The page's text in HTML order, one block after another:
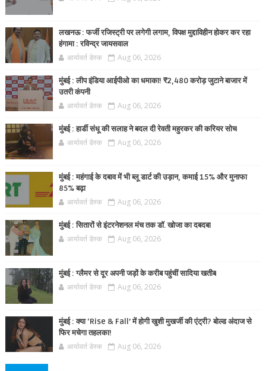
लखनऊ : फर्जी रजिस्ट्री पर लगेगी लगाम, विपक्ष मुद्दाविहीन होकर कर रहा
हंगामा : रविन्द्र जायसवाल
आर्यावर्त डेस्क Aug 06, 2026
मुंबई : लीप इंडिया आईपीओ का धमाका! ₹2,480 करोड़ जुटाने बाजार में
उतरी कंपनी
आर्यावर्त डेस्क Aug 06, 2026
मुंबई : हार्डी संधू की सलाह ने बदल दी रेवती महुरकर की करियर सोच
आर्यावर्त डेस्क Aug 06, 2026
मुंबई : महंगाई के दबाव में भी ब्लू डार्ट की उड़ान, कमाई 15% और मुनाफा
85% बढ़ा
आर्यावर्त डेस्क Aug 06, 2026
मुंबई : सितारों से इंटरनेशनल मंच तक डॉ. खोजा का दबदबा
आर्यावर्त डेस्क Aug 06, 2026
मुंबई : ग्लैमर से दूर अपनी जड़ों के करीब पहुंचीं सादिया खतीब
आर्यावर्त डेस्क Aug 06, 2026
मुंबई : क्या ‘Rise & Fall’ में होगी खुशी मुखर्जी की एंट्री? बोल्ड अंदाज से
फिर मचेगा तहलका!
आर्यावर्त डेस्क Aug 06, 2026